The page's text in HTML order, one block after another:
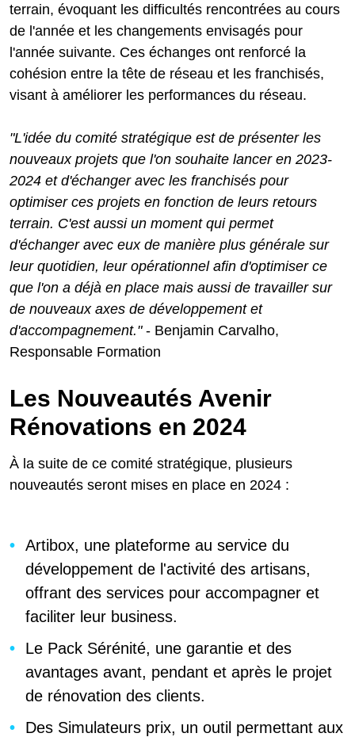
terrain, évoquant les difficultés rencontrées au cours
de l'année et les changements envisagés pour
l'année suivante. Ces échanges ont renforcé la
cohésion entre la tête de réseau et les franchisés,
visant à améliorer les performances du réseau.
"L'idée du comité stratégique est de présenter les
nouveaux projets que l'on souhaite lancer en 2023-
2024 et d'échanger avec les franchisés pour
optimiser ces projets en fonction de leurs retours
terrain. C'est aussi un moment qui permet
d'échanger avec eux de manière plus générale sur
leur quotidien, leur opérationnel afin d'optimiser ce
que l'on a déjà en place mais aussi de travailler sur
de nouveaux axes de développement et
d'accompagnement."- Benjamin Carvalho,
Responsable Formation
Les Nouveautés Avenir
Rénovations en 2024
À la suite de ce comité stratégique, plusieurs
nouveautés seront mises en place en 2024 :
Artibox, une plateforme au service du
développement de l'activité des artisans,
offrant des services pour accompagner et
faciliter leur business.
Le Pack Sérénité, une garantie et des
avantages avant, pendant et après le projet
de rénovation des clients.
Des Simulateurs prix, un outil permettant aux